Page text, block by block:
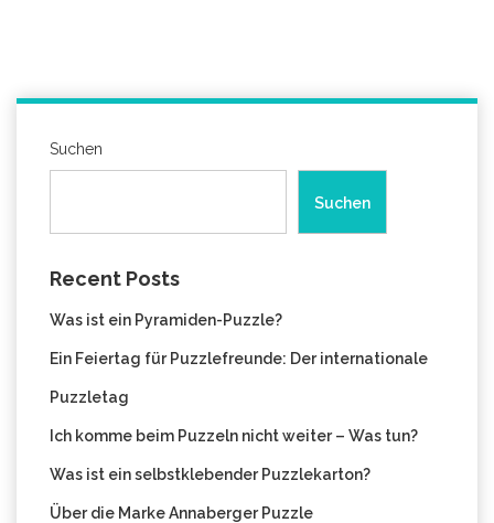
Suchen
Suchen
Recent Posts
Was ist ein Pyramiden-Puzzle?
Ein Feiertag für Puzzlefreunde: Der internationale
Puzzletag
Ich komme beim Puzzeln nicht weiter – Was tun?
Was ist ein selbstklebender Puzzlekarton?
Über die Marke Annaberger Puzzle